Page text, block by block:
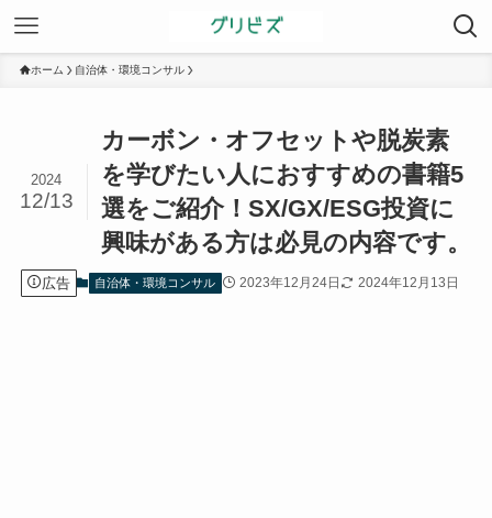
ホーム 自治体・環境コンサル
カーボン・オフセットや脱炭素
を学びたい人におすすめの書籍5
選をご紹介！SX/GX/ESG投資に
興味がある方は必見の内容です。
2024
12/13
広告 自治体・環境コンサル 2023年12月24日 2024年12月13日